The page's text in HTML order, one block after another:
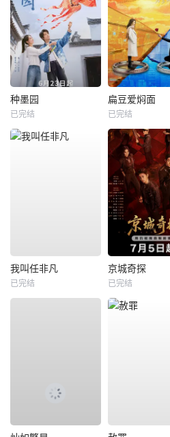
种墨园
已完结
扁豆爱焖面
已完结
我叫任非凡
已完结
京城奇探
已完结